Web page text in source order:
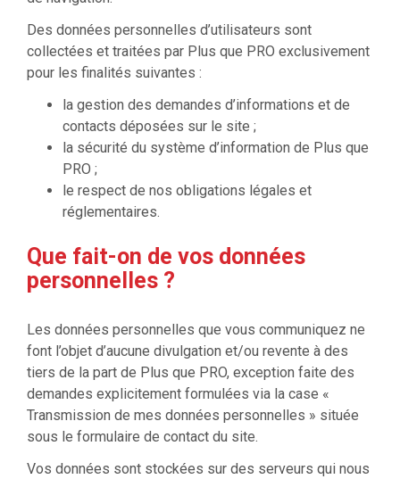
Des données personnelles d’utilisateurs sont
collectées et traitées par Plus que PRO exclusivement
pour les finalités suivantes :
la gestion des demandes d’informations et de
contacts déposées sur le site ;
la sécurité du système d’information de Plus que
PRO ;
le respect de nos obligations légales et
réglementaires.
Que fait-on de vos données
personnelles ?
Les données personnelles que vous communiquez ne
font l’objet d’aucune divulgation et/ou revente à des
tiers de la part de Plus que PRO, exception faite des
demandes explicitement formulées via la case «
Transmission de mes données personnelles » située
sous le formulaire de contact du site.
Vos données sont stockées sur des serveurs qui nous